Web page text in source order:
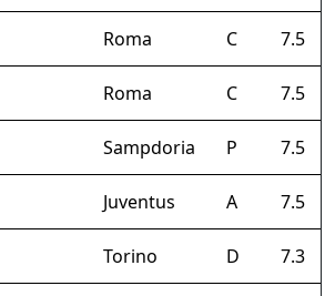
Roma C 7.5
Roma C 7.5
Sampdoria P 7.5
Juventus A 7.5
Torino D 7.3